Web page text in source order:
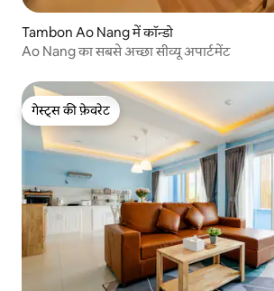
Tambon Ao Nang में कॉन्डो
Ao Nang का सबसे अच्छा सीव्यू अपार्टमेंट
गेस्ट्स की फ़ेवरेट
गेस्ट्स की फ़ेवरेट